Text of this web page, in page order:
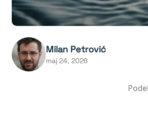
Milan Petrović
maj 24, 2026